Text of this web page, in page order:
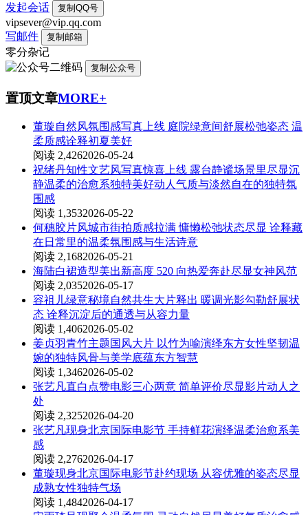
发起会话 复制QQ号
vipsever@vip.qq.com
写邮件
复制邮箱
零分杂记
复制公众号
置顶文章MORE+
董璇自然风氛围感写真上线 庭院绿意间舒展松弛姿态 温
柔质感诠释初夏美好
阅读 2,4262026-05-24
祝绪丹知性文艺风写真惊喜上线 露台静谧场景里尽显沉
静温柔的治愈系独特美好动人气质与淡然自在的独特氛
围感
阅读 1,3532026-05-22
何穗胶片风城市街拍质感拉满 慵懒松弛状态尽显 诠释藏
在日常里的温柔氛围感与生活诗意
阅读 2,1682026-05-21
海陆白裙造型美出新高度 520 向热爱奔赴尽显女神风范
阅读 2,0352026-05-17
容祖儿绿意秘境自然共生大片释出 暖调光影勾勒舒展状
态 诠释沉淀后的通透与从容力量
阅读 1,4062026-05-02
姜贞羽青竹主题国风大片 以竹为喻演绎东方女性坚韧温
婉的独特风骨与美学底蕴东方智慧
阅读 1,3462026-05-02
张艺凡直白点赞电影三心两意 简单评价尽显影片动人之
处
阅读 2,3252026-04-20
张艺凡现身北京国际电影节 手持鲜花演绎温柔治愈系美
感
阅读 2,2762026-04-17
董璇现身北京国际电影节赴约现场 从容优雅的姿态尽显
成熟女性独特气场
阅读 1,4842026-04-17